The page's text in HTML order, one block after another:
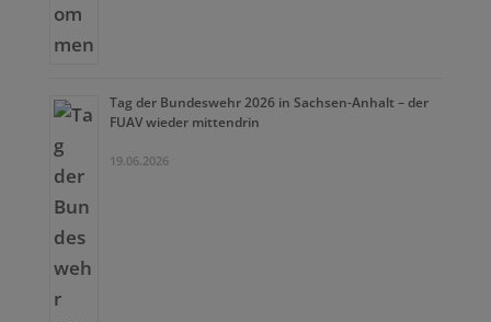
Tag der Bundeswehr 2026 in Sachsen-Anhalt – der
FUAV wieder mittendrin
19.06.2026